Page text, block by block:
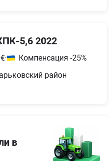
5,6 2022
€·
Компенсация -25%
район
в